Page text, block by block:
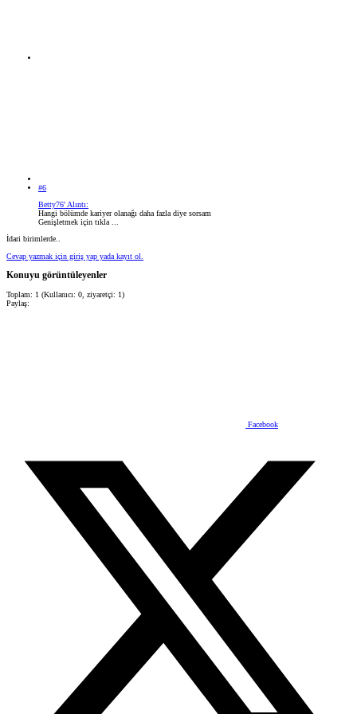
#6
Betty76' Alıntı:
Hangi bölümde kariyer olanağı daha fazla diye sorsam
Genişletmek için tıkla ...
İdari birimlerde..
Cevap yazmak için giriş yap yada kayıt ol.
Konuyu görüntüleyenler
Toplam: 1 (Kullanıcı: 0, ziyaretçi: 1)
Paylaş:
Facebook